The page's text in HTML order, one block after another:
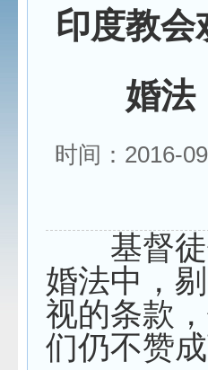
印度教会
婚法
时间：2016-
基督徒
婚法中，
视的条款
们仍不赞成